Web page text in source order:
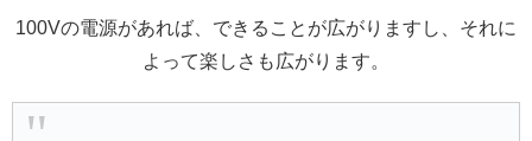
100Vの電源があれば、できることが広がりますし、それに
よって楽しさも広がります。